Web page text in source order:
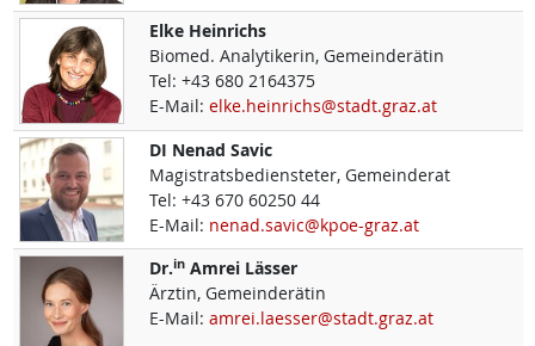
Elke Heinrichs
Biomed. Analytikerin, Gemeinderätin
Tel: +43 680 2164375
E-Mail: elke.heinrichs@stadt.graz.at
DI Nenad Savic
Magistratsbediensteter, Gemeinderat
Tel: +43 670 60250 44
E-Mail: nenad.savic@kpoe-graz.at
Dr.in Amrei Lässer
Ärztin, Gemeinderätin
E-Mail: amrei.laesser@stadt.graz.at